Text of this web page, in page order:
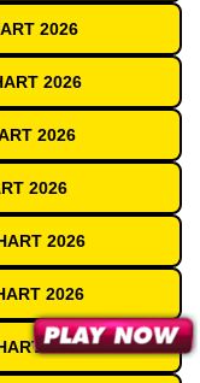
2026
2026
2026
2026
2026
2026
2026